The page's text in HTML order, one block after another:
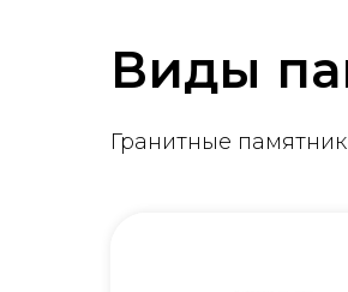
Виды
Гранитные